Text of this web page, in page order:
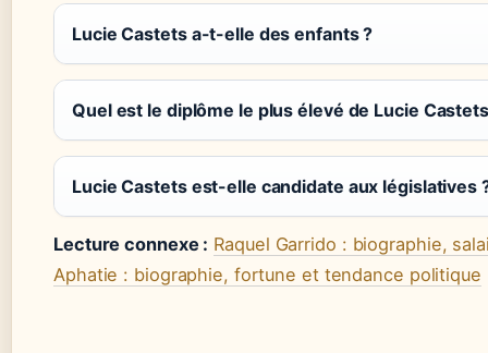
Lucie Castets a-t-elle des enfants ?
Quel est le diplôme le plus élevé de Lucie
Lucie Castets est-elle candidate aux législatives
Lecture connexe : Raquel Garrido : biographie,
Aphatie : biographie, fortune et tendance politique